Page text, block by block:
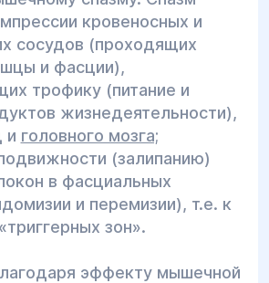
кровеносных и
сосудов (проходящих
и фасции),
трофику (питание и
жизнедеятельности),
и головного мозга;
(залипанию)
в фасциальных
и перемизии), т.е. к
зон».
эффекту мышечной